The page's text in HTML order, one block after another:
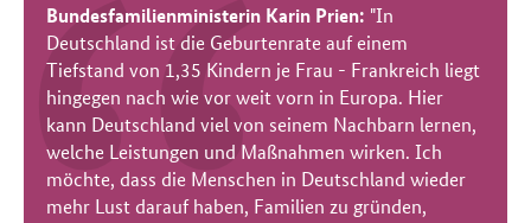
Bundesfamilienministerin Karin Prien: "In
Deutschland ist die Geburtenrate auf einem
Tiefstand von 1,35 Kindern je Frau - Frankreich liegt
hingegen nach wie vor weit vorn in Europa. Hier
kann Deutschland viel von seinem Nachbarn lernen,
welche Leistungen und Maßnahmen wirken. Ich
möchte, dass die Menschen in Deutschland wieder
mehr Lust darauf haben, Familien zu gründen,